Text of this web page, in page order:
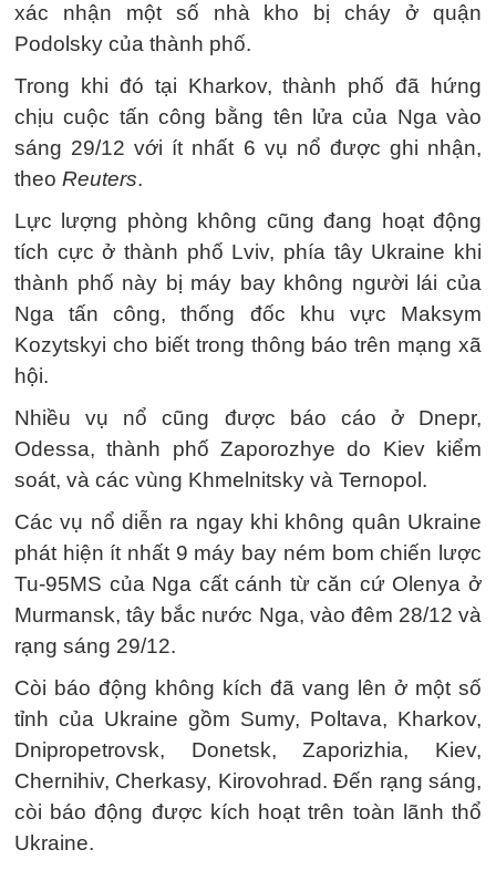
xác nhận một số nhà kho bị cháy ở quận
Podolsky của thành phố.
Trong khi đó tại Kharkov, thành phố đã hứng
chịu cuộc tấn công bằng tên lửa của Nga vào
sáng 29/12 với ít nhất 6 vụ nổ được ghi nhận,
theo Reuters.
Lực lượng phòng không cũng đang hoạt động
tích cực ở thành phố Lviv, phía tây Ukraine khi
thành phố này bị máy bay không người lái của
Nga tấn công, thống đốc khu vực Maksym
Kozytskyi cho biết trong thông báo trên mạng xã
hội.
Nhiều vụ nổ cũng được báo cáo ở Dnepr,
Odessa, thành phố Zaporozhye do Kiev kiểm
soát, và các vùng Khmelnitsky và Ternopol.
Các vụ nổ diễn ra ngay khi không quân Ukraine
phát hiện ít nhất 9 máy bay ném bom chiến lược
Tu-95MS của Nga cất cánh từ căn cứ Olenya ở
Murmansk, tây bắc nước Nga, vào đêm 28/12 và
rạng sáng 29/12.
Còi báo động không kích đã vang lên ở một số
tỉnh của Ukraine gồm Sumy, Poltava, Kharkov,
Dnipropetrovsk, Donetsk, Zaporizhia, Kiev,
Chernihiv, Cherkasy, Kirovohrad. Đến rạng sáng,
còi báo động được kích hoạt trên toàn lãnh thổ
Ukraine.